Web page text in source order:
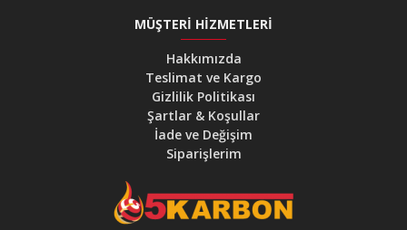
MÜŞTERI HIZMETLERI
Hakkımızda
Teslimat ve Kargo
Gizlilik Politikası
Şartlar & Koşullar
İade ve Değişim
Siparişlerim